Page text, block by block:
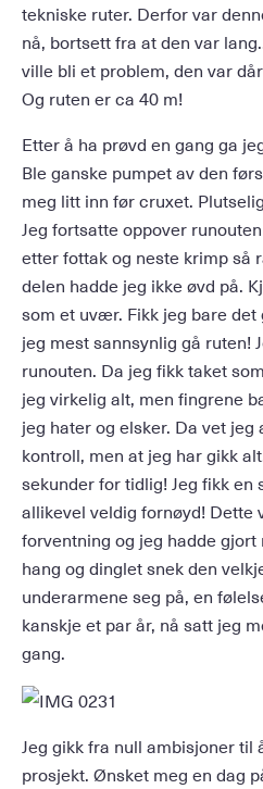
tekniske ruter. Derfor var
nå, bortsett fra at den var
ville bli et problem, den var
Og ruten er ca 40 m!
Etter å ha prøvd en gang ga
Ble ganske pumpet av den
meg litt inn før cruxet.
Jeg fortsatte oppover
etter fottak og neste krimp så
delen hadde jeg ikke øvd på.
som et uvær. Fikk jeg bare
jeg mest sannsynlig gå ruten!
runouten. Da jeg fikk taket
jeg virkelig alt, men fingrene
jeg hater og elsker. Da vet
kontroll, men at jeg har gikk
sekunder for tidlig! Jeg fikk
allikevel veldig fornøyd! Dette
forventning og jeg hadde
hang og dinglet snek den
underarmene seg på, en
kanskje et par år, nå satt jeg
gang.
Jeg gikk fra null ambisjoner til
prosjekt. Ønsket meg en dag